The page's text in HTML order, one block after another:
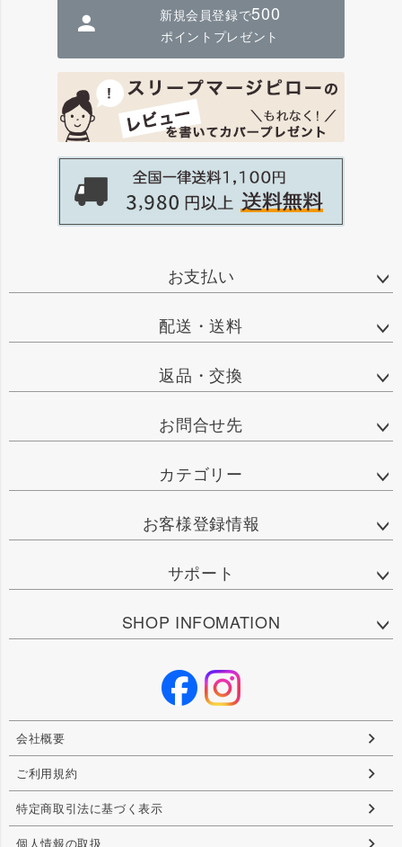
新規会員登録で500
ポイントプレゼント
お支払い
配送・送料
返品・交換
お問合せ先
カテゴリー
お客様登録情報
サポート
SHOP INFOMATION
会社概要
ご利用規約
特定商取引法に基づく表示
個人情報の取扱